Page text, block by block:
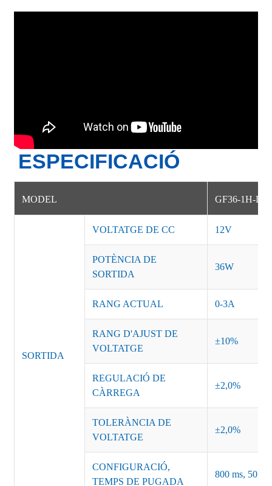
ESPECIFICACIÓ
MODEL GF36-1H-DE
SORTIDA
VOLTATGE DE CC 12V
POTÈNCIA DE
SORTIDA
36W
RANG ACTUAL 0-3A
RANG D'AJUST DE
VOLTATGE
±10%
REGULACIÓ DE
CÀRREGA
±2,0%
TOLERÀNCIA DE
VOLTATGE
±2,0%
CONFIGURACIÓ,
TEMPS DE PUGADA
800 ms, 50